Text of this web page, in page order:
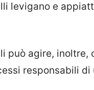
levigano e
può agire, inoltre,
responsabili